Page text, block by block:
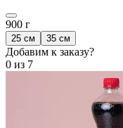
900 г
25 см 35 см
Добавим к заказу?
0 из 7